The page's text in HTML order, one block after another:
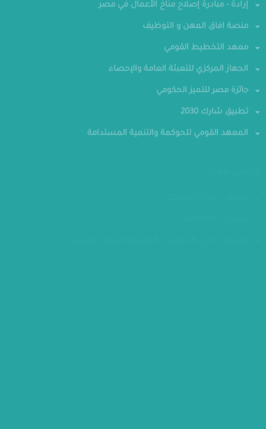
إرادة - مبادرة إصلاح مناخ الأعمال في مصر
معهد التخطيط القومي
الجهاز المركزي للتعبئة العامة والإحصاء
جائزة مصر للتميز الحكومي
المعهد القومي للحوكمة والتنمية المستدامة